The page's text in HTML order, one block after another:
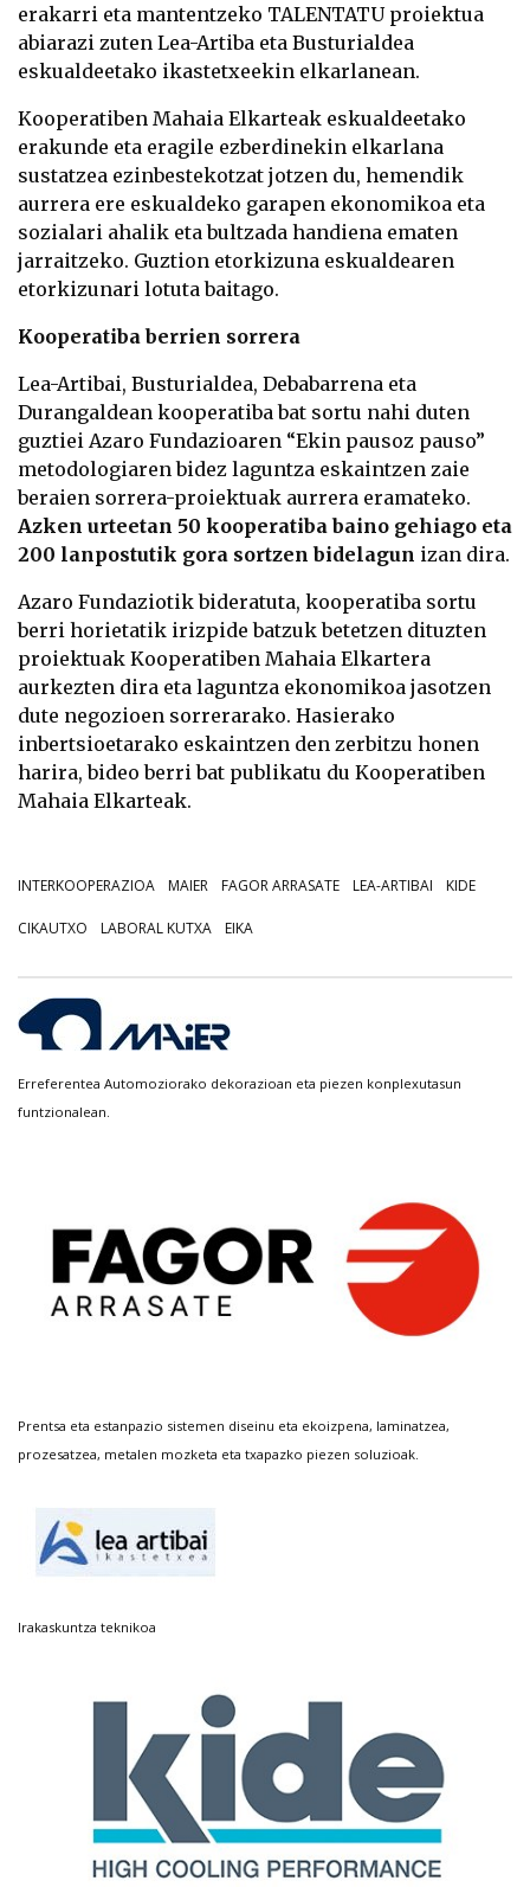
erakarri eta mantentzeko TALENTATU proiektua
abiarazi zuten Lea-Artiba eta Busturialdea
eskualdeetako ikastetxeekin elkarlanean.
Kooperatiben Mahaia Elkarteak eskualdeetako
erakunde eta eragile ezberdinekin elkarlana
sustatzea ezinbestekotzat jotzen du, hemendik
aurrera ere eskualdeko garapen ekonomikoa eta
sozialari ahalik eta bultzada handiena ematen
jarraitzeko. Guztion etorkizuna eskualdearen
etorkizunari lotuta baitago.
Kooperatiba berrien sorrera
Lea-Artibai, Busturialdea, Debabarrena eta
Durangaldean kooperatiba bat sortu nahi duten
guztiei Azaro Fundazioaren “Ekin pausoz pauso”
metodologiaren bidez laguntza eskaintzen zaie
beraien sorrera-proiektuak aurrera eramateko.
Azken urteetan 50 kooperatiba baino gehiago eta
200 lanpostutik gora sortzen bidelagun izan dira.
Azaro Fundaziotik bideratuta, kooperatiba sortu
berri horietatik irizpide batzuk betetzen dituzten
proiektuak Kooperatiben Mahaia Elkartera
aurkezten dira eta laguntza ekonomikoa jasotzen
dute negozioen sorrerarako. Hasierako
inbertsioetarako eskaintzen den zerbitzu honen
harira, bideo berri bat publikatu du Kooperatiben
Mahaia Elkarteak.
INTERKOOPERAZIOA MAIER FAGOR ARRASATE LEA-ARTIBAI KIDE
CIKAUTXO LABORAL KUTXA EIKA
Erreferentea Automoziorako dekorazioan eta piezen konplexutasun
funtzionalean.
Prentsa eta estanpazio sistemen diseinu eta ekoizpena, laminatzea,
prozesatzea, metalen mozketa eta txapazko piezen soluzioak.
Irakaskuntza teknikoa